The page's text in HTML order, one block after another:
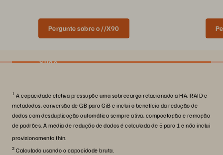
Pergunte sobre o //X90
Slide
1 A capacidade efetiva pressupõe uma sobrecarga relacionada a HA, RAID e
metadados, conversão de GB para GiB e inclui o benefício da redução de
dados com desduplicação automática sempre ativa, compactação e remoção
de padrões. A média de redução de dados é calculada de 5 para 1 e não inclui
provisionamento thin.
2 Calculado usando a capacidade bruta.